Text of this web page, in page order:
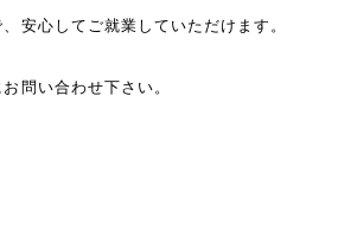
安心してご就業していただけます。
問い合わせ下さい。